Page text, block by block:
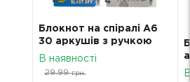
Блокнот на спіралі A6
30 аркушів з ручкою
Космонавт DB-98268
В наявності
29.99 грн.